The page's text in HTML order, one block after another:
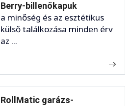
Berry-billenőkapuk
a minőség és az esztétikus
külső találkozása minden érv
az ...
RollMatic garázs-